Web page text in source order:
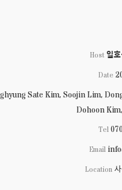
Host일
Date
Sate Kim, Soojin Lim,
Dohoon
Tel
Email
Location사